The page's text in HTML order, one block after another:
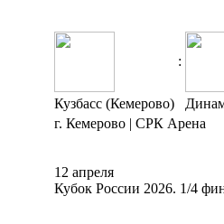
:
Кузбасс (Кемерово)
г. Кемерово | СРК Арена
12 апреля
Кубок России 2026. 1/4